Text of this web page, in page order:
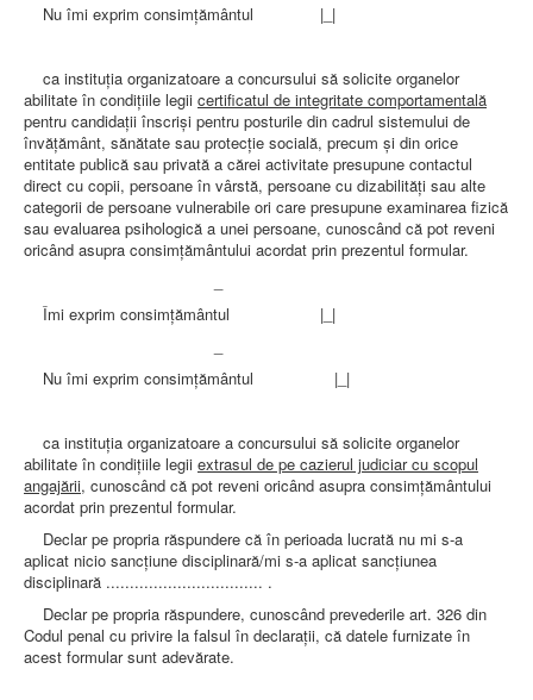
Nu îmi exprim consimţământul |_|
ca instituţia organizatoare a concursului să solicite organelor
abilitate în condiţiile legii certificatul de integritate comportamentală
pentru candidaţii înscrişi pentru posturile din cadrul sistemului de
învăţământ, sănătate sau protecţie socială, precum şi din orice
entitate publică sau privată a cărei activitate presupune contactul
direct cu copii, persoane în vârstă, persoane cu dizabilităţi sau alte
categorii de persoane vulnerabile ori care presupune examinarea fizică
sau evaluarea psihologică a unei persoane, cunoscând că pot reveni
oricând asupra consimţământului acordat prin prezentul formular.
Îmi exprim consimţământul |_|
Nu îmi exprim consimţământul |_|
ca instituţia organizatoare a concursului să solicite organelor
abilitate în condiţiile legii extrasul de pe cazierul judiciar cu scopul
angajării, cunoscând că pot reveni oricând asupra consimţământului
acordat prin prezentul formular.
Declar pe propria răspundere că în perioada lucrată nu mi s-a
aplicat nicio sancţiune disciplinară/mi s-a aplicat sancţiunea
disciplinară ................................. .
Declar pe propria răspundere, cunoscând prevederile art. 326 din
Codul penal cu privire la falsul în declaraţii, că datele furnizate în
acest formular sunt adevărate.